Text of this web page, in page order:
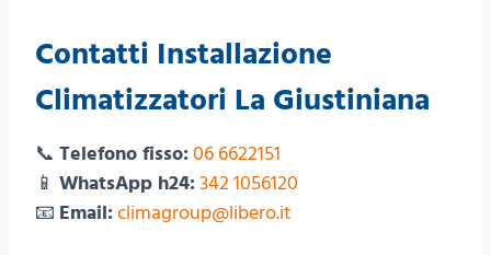
Contatti Installazione
Climatizzatori La Giustiniana
📞 Telefono fisso: 06 6622151
📱 WhatsApp h24: 342 1056120
📧 Email: climagroup@libero.it